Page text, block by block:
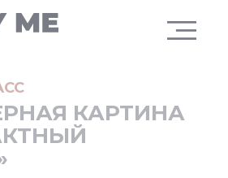
КАРТИНА